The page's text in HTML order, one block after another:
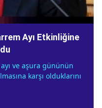
Ayı Etkinliğine
ve aşura gününün
karşı olduklarını